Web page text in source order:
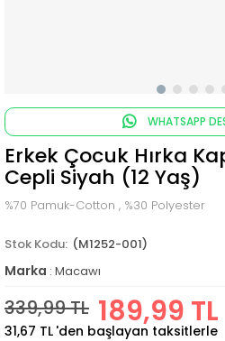
WHATSAPP
Erkek Çocuk Hırka
Cepli Siyah (12 Yaş)
%70 Pamuk-Cotton , %30 Polyester
(M1252-001)
Marka : Macawı
339,99 TL 189,99 TL
31,67 TL 'den başlayan taksitlerle